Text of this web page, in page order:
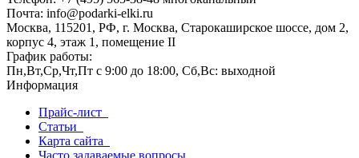
Почта: info@podarki-elki.ru
Москва, 115201, РФ, г. Москва, Старокаширское шоссе, дом 2,
корпус 4, этаж 1, помещение II
График работы:
Пн,Вт,Ср,Чт,Пт с 9:00 до 18:00, Сб,Вс: выходной
Информация
Прайс-лист
Статьи
Карта сайта
Часто задаваемые вопросы